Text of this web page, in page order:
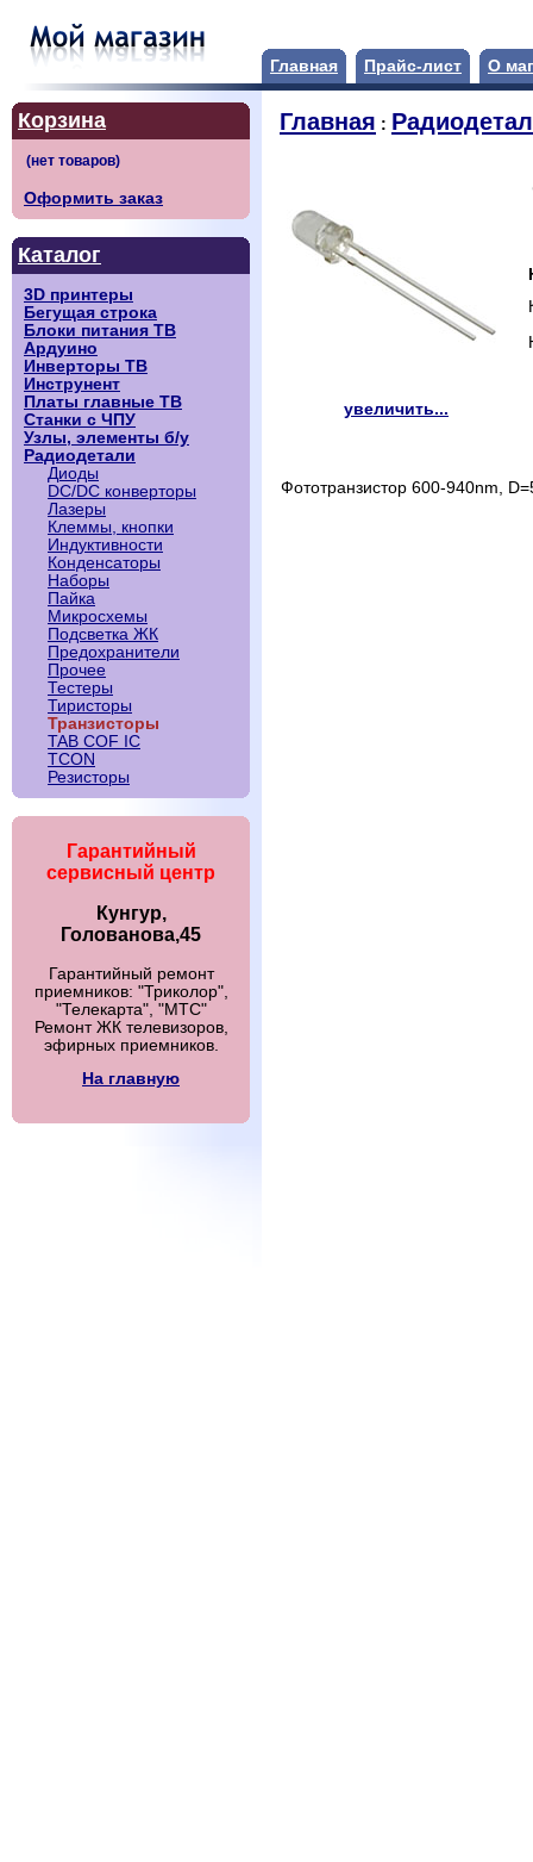
Главная Прайс-лист О
Корзина
Оформить заказ
Каталог
3D принтеры
Бегущая строка
Блоки питания ТВ
Ардуино
Инверторы ТВ
Инструнент
Платы главные ТВ
Станки с ЧПУ
Узлы, элементы б/у
Радиодетали
Диоды
DC/DC конверторы
Лазеры
Клеммы, кнопки
Индуктивности
Конденсаторы
Наборы
Пайка
Микросхемы
Подсветка ЖК
Предохранители
Прочее
Тестеры
Тиристоры
Транзисторы
TAB COF IC
TCON
Резисторы
Гарантийный
сервисный центр
Кунгур,
Голованова,45
Гарантийный ремонт
приемников: "Триколор",
"Телекарта", "МТС"
Ремонт ЖК телевизоров,
эфирных приемников.
На главную
Главная :
увеличить...
Фототранзистор 600-940nm,